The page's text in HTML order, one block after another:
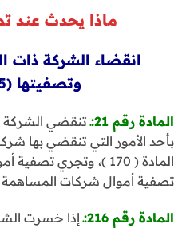
ماذا يحدث عند
انقضاء الشركة ذات
وتصفيتها (215 – 216)
المادة رقم 21:ـ
تنقضي الشركة
بأحد الأمور التي تنقضي بها
المادة ( 170 )، وتجري
تصفية أموال شركات المساهمة في
المادة رقم 216:ـ
إذا خسرت